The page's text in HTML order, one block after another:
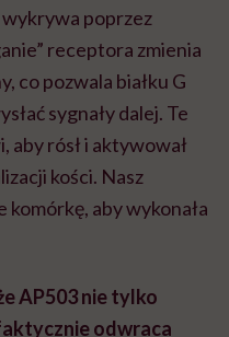
wykrywa poprzez
receptora zmienia
co pozwala białku G
sygnały dalej. Te
aby rósł i aktywował
kości. Nasz
aby wykonała
AP503 nie tylko
odwraca